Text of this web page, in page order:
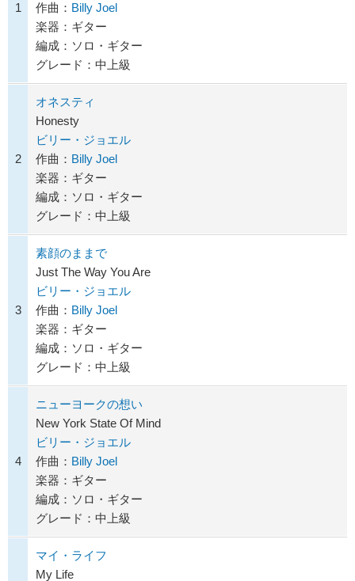
1
作曲： Billy Joel
楽器：ギター
編成：ソロ・ギター
グレード：中上級
2
オネスティ
Honesty
ビリー・ジョエル
作曲： Billy Joel
楽器：ギター
編成：ソロ・ギター
グレード：中上級
3
素顔のままで
Just The Way You Are
ビリー・ジョエル
作曲： Billy Joel
楽器：ギター
編成：ソロ・ギター
グレード：中上級
4
ニューヨークの想い
New York State Of Mind
ビリー・ジョエル
作曲： Billy Joel
楽器：ギター
編成：ソロ・ギター
グレード：中上級
マイ・ライフ
My Life